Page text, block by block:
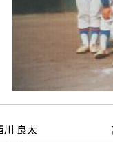
川 良太